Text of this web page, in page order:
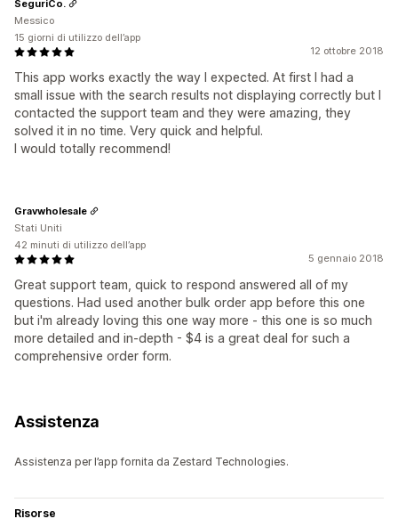
12 ottobre 2018
This app works exactly the way I expected. At first I had a
small issue with the search results not displaying correctly but I
contacted the support team and they were amazing, they
solved it in no time. Very quick and helpful.
I would totally recommend!
SeguriCo.
Messico
15 giorni di utilizzo dell’app
5 gennaio 2018
Great support team, quick to respond answered all of my
questions. Had used another bulk order app before this one
but i'm already loving this one way more - this one is so much
more detailed and in-depth - $4 is a great deal for such a
comprehensive order form.
Gravwholesale
Stati Uniti
42 minuti di utilizzo dell’app
Assistenza
Assistenza per l’app fornita da Zestard Technologies.
Risorse